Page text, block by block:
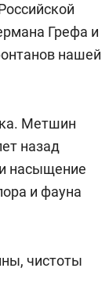
Грефа и
нашей
Метшин
назад
насыщение
и фауна
чистоты